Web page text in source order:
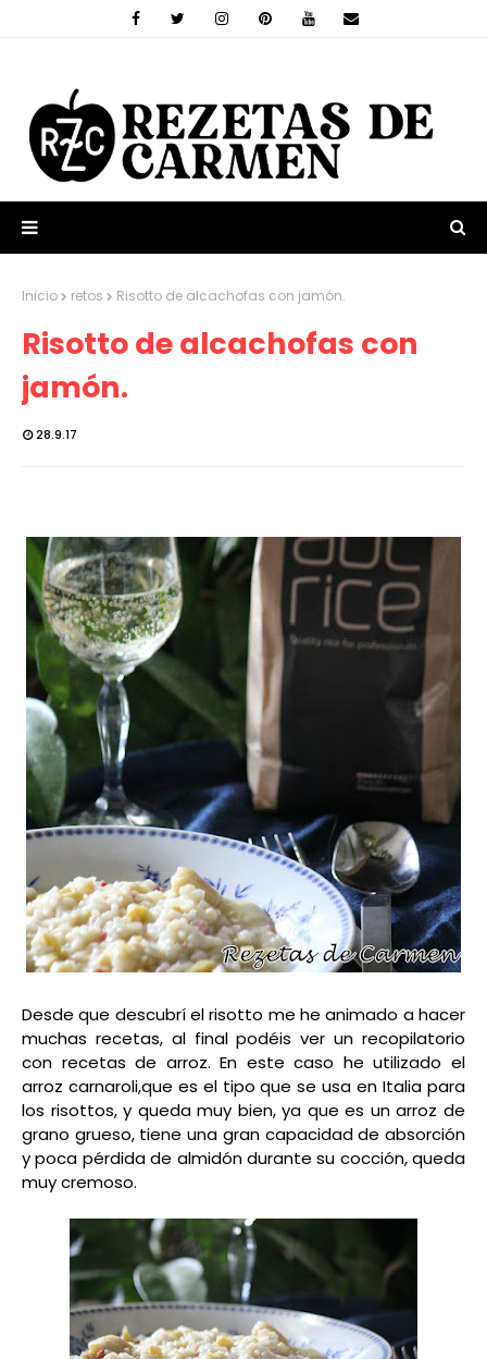
Inicio retos Risotto de alcachofas con jamón.
Risotto de alcachofas con
jamón.
28.9.17
Desde que descubrí el risotto me he animado a hacer
muchas recetas, al final podéis ver un recopilatorio
con recetas de arroz. En este caso he utilizado el
arroz carnaroli,que es el tipo que se usa en Italia para
los risottos, y queda muy bien, ya que es un arroz de
grano grueso, tiene una gran capacidad de absorción
y poca pérdida de almidón durante su cocción, queda
muy cremoso.